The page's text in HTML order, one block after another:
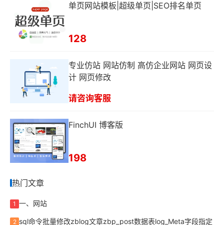
单页网站模板|超级单页|SEO排名单页
128
专业仿站 网站仿制 高仿企业网站 网页设
计 网页修改
请咨询客服
FinchUI 博客版
198
热门文章
1 一、网站
2 sql命令批量修改zblog文章zbp_post数据表log_Meta字段指定